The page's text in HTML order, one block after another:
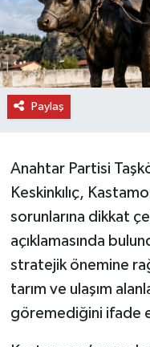
Paylaş
Anahtar Partisi
Keskinkılıç,
sorunlarına dikkat
açıklamasında
stratejik önemine
tarım ve ulaşım
göremediğini ifade
İhsangazi
İnebolu
Küre Haberleri
Pınarbaşı
Şenpazar
Taşköprü